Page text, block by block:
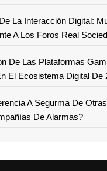
La Interacción Digital:
A Los Foros Real
De Las Plataformas
El Ecosistema Digital De
A Segurma De Otras
De Alarmas?